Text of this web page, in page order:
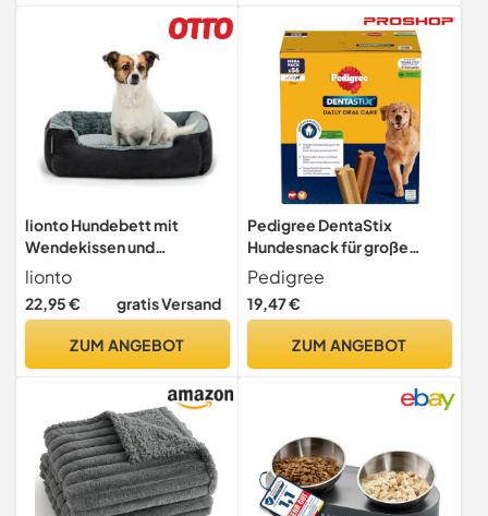
Trockentuch, schnell
Zuhause Und Büro, Lagerpl,
Schwarz
lionto Hundebett mit
Wendekissen und
Rutschfester Unterseite,
Robustes Heimtierkissen
mit tiefem Einstieg für
Alters, 60x48 cm,
lionto
22,95 € gratis Versand
ZUM ANGEBOT
Pedigree DentaStix
Hundesnack für große
Hunde (25kg+),
Zahnpflege-Snack mit Huhn
und Rind, 1 Packung je 56
Pedigree
19,47 €
ZUM ANGEBOT